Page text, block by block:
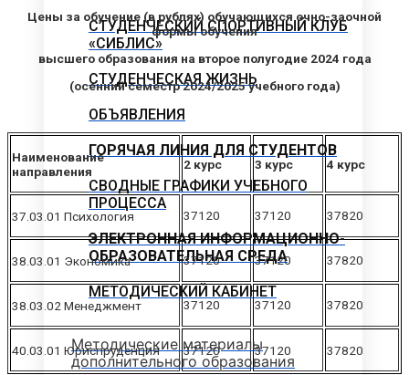
СТУДЕНЧЕСКИЙ СПОРТИВНЫЙ КЛУБ
«СИБЛИС»
СТУДЕНЧЕСКАЯ ЖИЗНЬ
ОБЪЯВЛЕНИЯ
ГОРЯЧАЯ ЛИНИЯ ДЛЯ СТУДЕНТОВ
СВОДНЫЕ ГРАФИКИ УЧЕБНОГО
ПРОЦЕССА
ЭЛЕКТРОННАЯ ИНФОРМАЦИОННО-
ОБРАЗОВАТЕЛЬНАЯ СРЕДА
МЕТОДИЧЕСКИЙ КАБИНЕТ
Методические материалы
дополнительного образования
Цены за обучение (в рублях) обучающихся очно-заочной
формы обучения
высшего образования на второе полугодие 2024 года
(осенний семестр 2024/2025 учебного года)
Наименование
направления
2 курс 3 курс 4 курс
37.03.01 Психология 37120 37120 37820
38.03.01 Экономика 37120 37120 37820
38.03.02 Менеджмент 37120 37120 37820
40.03.01 Юриспруденция 37120 37120 37820